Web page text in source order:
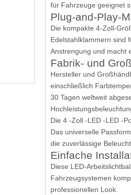
für Fahrzeuge geeignet
Plug-and-Play-
Die kompakte 4-Zoll-
Edelstahlklammern sind
Anstrengung und macht
Fabrik- und
Hersteller und
einschließlich
30 Tagen weltweit
Die 4 -Zoll -LED -LED -
Das universelle
die zuverlässige
Einfache
Diese LED-
Fahrzeugsystemen
professionellen Look.